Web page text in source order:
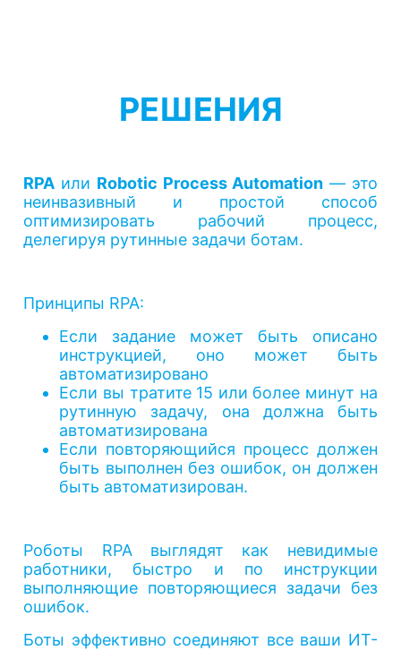
РЕШЕНИЯ
RPA или Robotic Process Automation — это
неинвазивный и простой способ
оптимизировать рабочий процесс,
делегируя рутинные задачи ботам.
Принципы RPA:
Если задание может быть описано
инструкцией, оно может быть
автоматизировано
Если вы тратите 15 или более минут на
рутинную задачу, она должна быть
автоматизирована
Если повторяющийся процесс должен
быть выполнен без ошибок, он должен
быть автоматизирован.
Роботы RPA выглядят как невидимые
работники, быстро и по инструкции
выполняющие повторяющиеся задачи без
ошибок.
Боты эффективно соединяют все ваши ИТ-